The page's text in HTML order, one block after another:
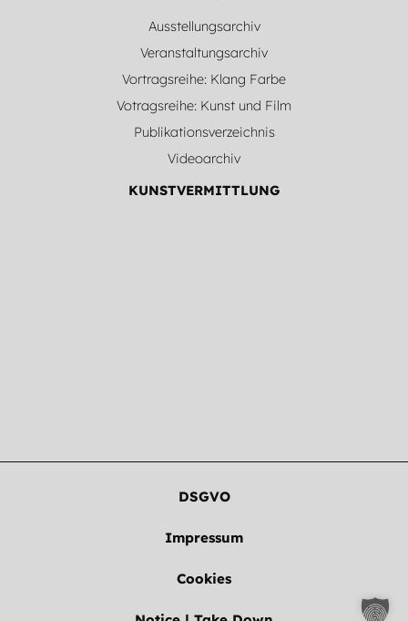
Ausstellungsarchiv
Veranstaltungsarchiv
Vortragsreihe: Klang Farbe
Votragsreihe: Kunst und Film
Publikationsverzeichnis
Videoarchiv
KUNSTVERMITTLUNG
DSGVO
Impressum
Cookies